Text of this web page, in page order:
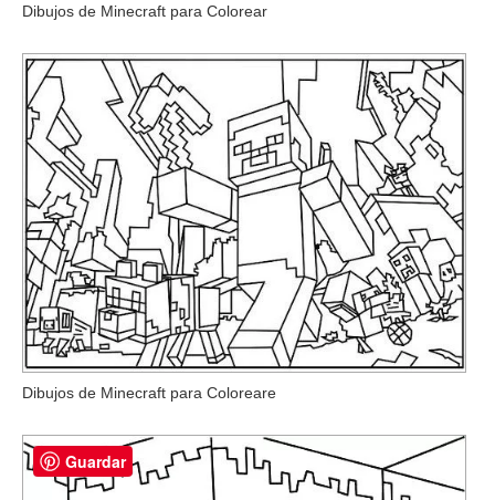
Dibujos de Minecraft para Colorear
Dibujos de Minecraft para Coloreare
Guardar